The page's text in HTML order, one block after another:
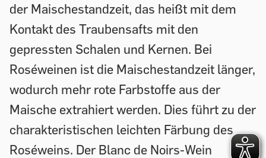
der Maischestandzeit, das heißt mit dem
Kontakt des Traubensafts mit den
gepressten Schalen und Kernen. Bei
Roséweinen ist die Maischestandzeit länger,
wodurch mehr rote Farbstoffe aus der
Maische extrahiert werden. Dies führt zu der
charakteristischen leichten Färbung des
Roséweins. Der Blanc de Noirs-Wein